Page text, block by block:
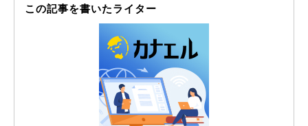
この記事を書いたライター